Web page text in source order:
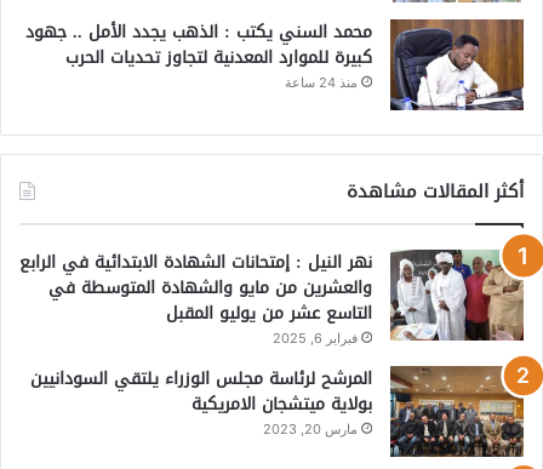
محمد السني يكتب : الذهب يجدد الأمل .. جهود
كبيرة للموارد المعدنية لتجاوز تحديات الحرب
منذ 24 ساعة
أكثر المقالات مشاهدة
نهر النيل : إمتحانات الشهادة الابتدائية في الرابع
والعشرين من مايو والشهادة المتوسطة في
التاسع عشر من يوليو المقبل
فبراير 6, 2025
المرشح لرئاسة مجلس الوزراء يلتقي السودانيين
بولاية ميتشجان الامريكية
مارس 20, 2023